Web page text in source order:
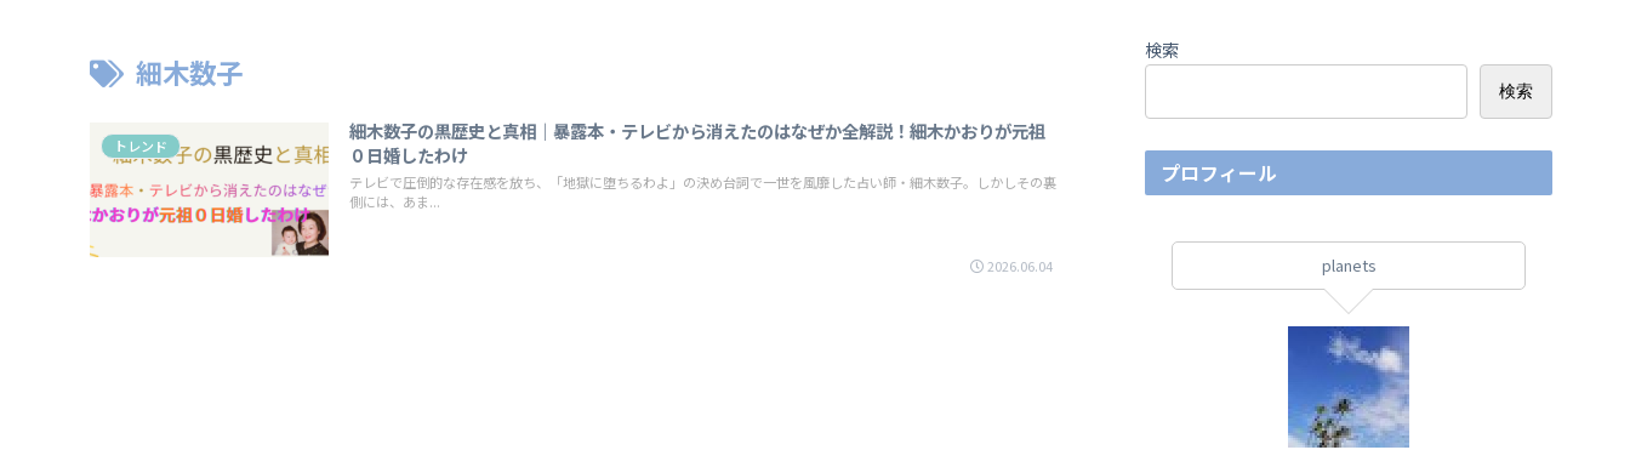
細木数子
トレンド
細木数子の黒歴史と真相｜暴露本・テレビから消えたのはなぜか全解説！細木かおりが元祖
０日婚したわけ
テレビで圧倒的な存在感を放ち、「地獄に堕ちるわよ」の決め台詞で一世を風靡した占い師・細木数子。しかしその裏
側には、あま...
2026.06.04
検索
検索
プロフィール
planets